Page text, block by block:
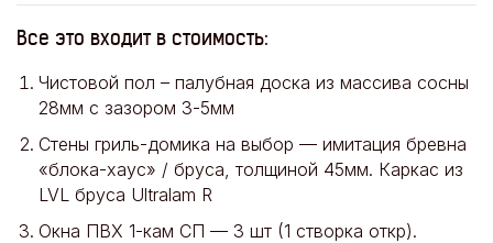
Все это входит в стоимость:
Чистовой пол – палубная доска из массива сосны
28мм с зазором 3-5мм
Стены гриль-домика на выбор — имитация бревна
«блока-хаус» / бруса, толщиной 45мм. Каркас из
LVL бруса Ultralam R
Окна ПВХ 1-кам СП — 3 шт (1 створка откр).